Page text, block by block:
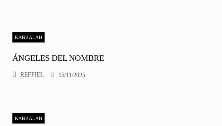
KABBALAH
ÁNGELES DEL NOMBRE
REFFIEL 15/11/2025
KABBALAH